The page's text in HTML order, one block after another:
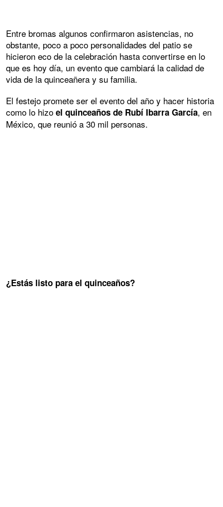
Entre bromas algunos confirmaron asistencias, no
obstante, poco a poco personalidades del patio se
hicieron eco de la celebración hasta convertirse en lo
que es hoy día, un evento que cambiará la calidad de
vida de la quinceañera y su familia.
El festejo promete ser el evento del año y hacer historia
como lo hizo el quinceaños de Rubí Ibarra García, en
México, que reunió a 30 mil personas.
¿Estás listo para el quinceaños?